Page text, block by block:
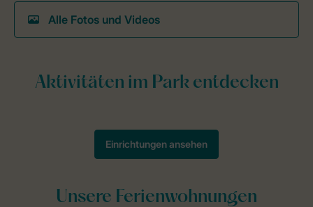
Alle Fotos und Videos
Unsere Ferienwohnungen